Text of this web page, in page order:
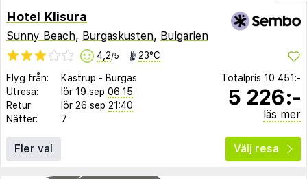
Hotel Klisura
Sunny Beach, Burgaskusten, Bulgarien
4,2/5 23°C
Flyg från: Kastrup - Burgas
Utresa:
lör 19 sep 06:15
Retur:
lör 26 sep 21:40
Nätter:
7
Totalpris 10 451:-
5 226:-
läs mer
Fler val Välj resa